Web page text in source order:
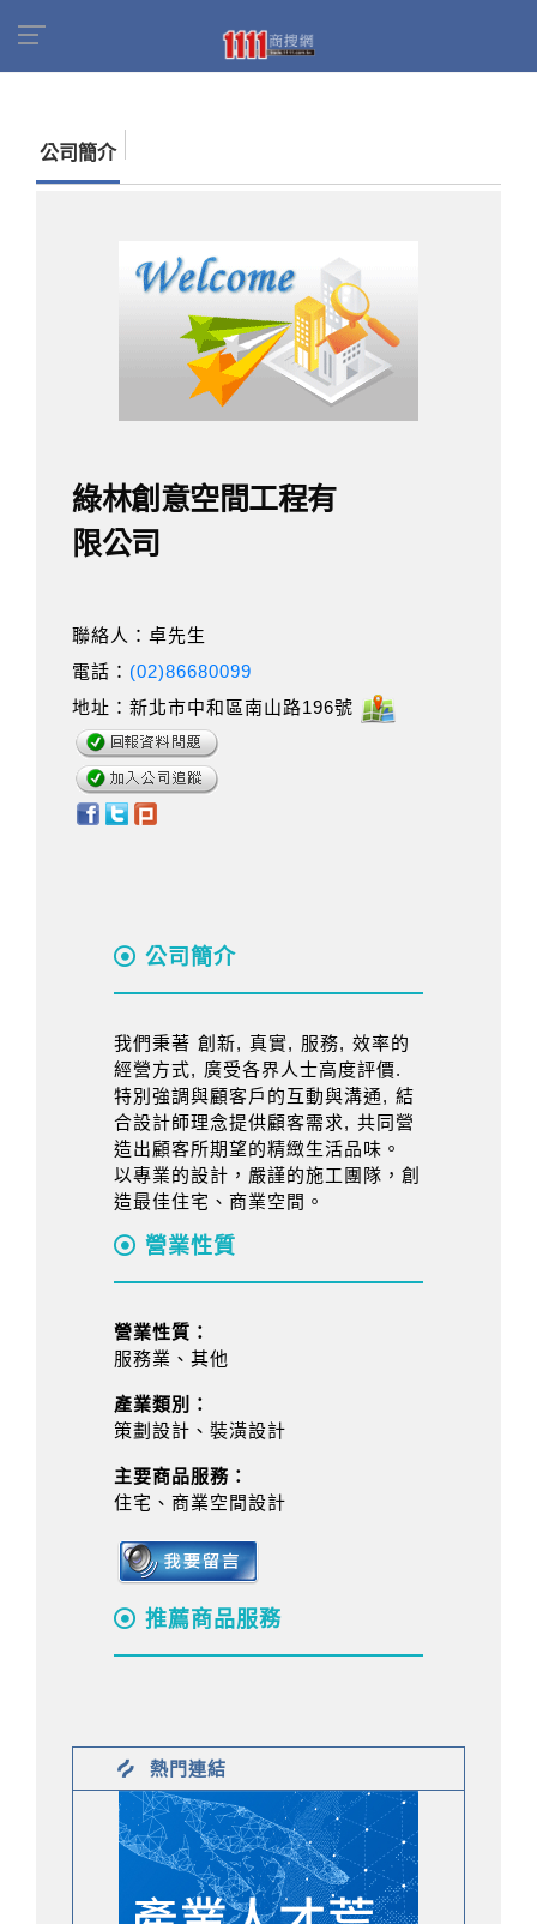
公司
公司簡介
綠林創意空間工程有
限公司
聯絡人：卓先生
電話： (02)86680099
地址：新北市中和區南山路196號
公司簡介
我們秉著 創新, 真實, 服務, 效率的
經營方式, 廣受各界人士高度評價.
特別強調與顧客戶的互動與溝通, 結
合設計師理念提供顧客需求, 共同營
造出顧客所期望的精緻生活品味。
以專業的設計，嚴謹的施工團隊，創
造最佳住宅、商業空間。
營業性質
營業性質：
服務業、其他
產業類別：
策劃設計、裝潢設計
主要商品服務：
住宅、商業空間設計
推薦商品服務
熱門連結